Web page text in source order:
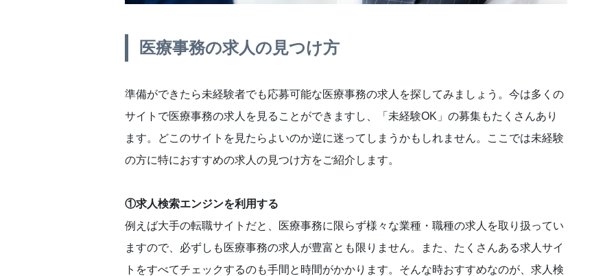
医療事務の求人の見つけ方
準備ができたら未経験者でも応募可能な医療事務の求人を探してみましょう。今は多くの
サイトで医療事務の求人を見ることができますし、「未経験OK」の募集もたくさんあり
ます。どこのサイトを見たらよいのか逆に迷ってしまうかもしれません。ここでは未経験
の方に特におすすめの求人の見つけ方をご紹介します。
①求人検索エンジンを利用する
例えば大手の転職サイトだと、医療事務に限らず様々な業種・職種の求人を取り扱ってい
ますので、必ずしも医療事務の求人が豊富とも限りません。また、たくさんある求人サイ
トをすべてチェックするのも手間と時間がかかります。そんな時おすすめなのが、求人検